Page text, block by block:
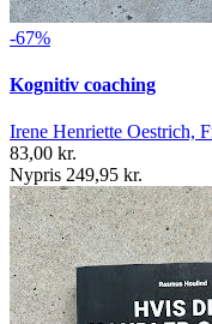
-67%
Kognitiv coaching
Irene Henriette Oestrich,
83,00 kr.
Nypris 249,95 kr.